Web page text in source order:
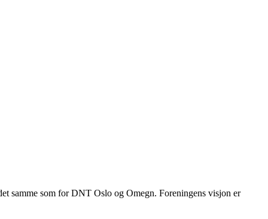
samme som for DNT Oslo og Omegn. Foreningens visjon er